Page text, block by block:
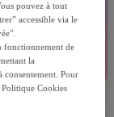
pouvez à tout
accessible via le
fonctionnement de
la
consentement. Pour
Cookies